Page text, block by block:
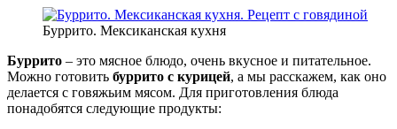
Буррито. Мексиканская кухня
Буррито – это мясное блюдо, очень вкусное и питательное.
Можно готовить буррито с курицей, а мы расскажем, как оно
делается с говяжьим мясом. Для приготовления блюда
понадобятся следующие продукты: